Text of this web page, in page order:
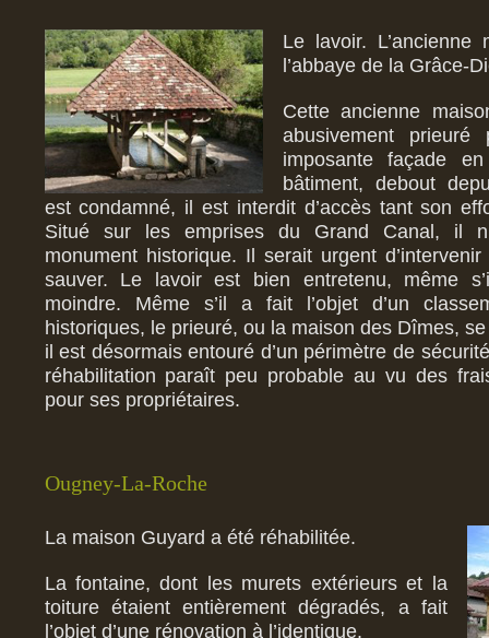
Le lavoir.
l’abbaye de la Grâce-
Cette ancienne
abusivement prieuré
imposante façade
bâtiment, debout
est condamné, il est interdit d’accès tant son
Situé sur les emprises du Grand Canal, il
monument historique. Il serait urgent
sauver. Le lavoir est bien entretenu, même
moindre. Même s’il a fait l’objet d’un
historiques, le prieuré, ou la maison des Dîmes,
il est désormais entouré d’un périmètre de
réhabilitation paraît peu probable au vu des
pour ses propriétaires.
Ougney-La-Roche
La maison Guyard a été réhabilitée.
La fontaine, dont les murets extérieurs et la
toiture étaient entièrement dégradés, a fait
l’objet d’une rénovation à l’identique.